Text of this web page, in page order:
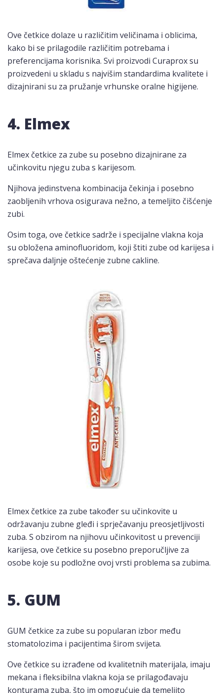
Ove četkice dolaze u različitim veličinama i oblicima,
kako bi se prilagodile različitim potrebama i
preferencijama korisnika. Svi proizvodi Curaprox su
proizvedeni u skladu s najvišim standardima kvalitete i
dizajnirani su za pružanje vrhunske oralne higijene.
4. Elmex
Elmex četkice za zube su posebno dizajnirane za
učinkovitu njegu zuba s karijesom.
Njihova jedinstvena kombinacija čekinja i posebno
zaobljenih vrhova osigurava nežno, a temeljito čišćenje
zubi.
Osim toga, ove četkice sadrže i specijalne vlakna koja
su obložena aminofluoridom, koji štiti zube od karijesa i
sprečava daljnje oštećenje zubne cakline.
Elmex četkice za zube također su učinkovite u
održavanju zubne gleđi i sprječavanju preosjetljivosti
zuba. S obzirom na njihovu učinkovitost u prevenciji
karijesa, ove četkice su posebno preporučljive za
osobe koje su podložne ovoj vrsti problema sa zubima.
5. GUM
GUM četkice za zube su popularan izbor među
stomatolozima i pacijentima širom svijeta.
Ove četkice su izrađene od kvalitetnih materijala, imaju
mekana i fleksibilna vlakna koja se prilagođavaju
konturama zuba, što im omogućuje da temeljito